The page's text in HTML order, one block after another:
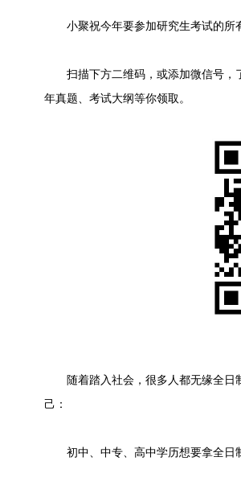
小聚祝今年要参加研究生考试的所
扫描下方二维码，或添加微信号，
年真题、考试大纲等你领取。
随着踏入社会，很多人都无缘全日
己：
初中、中专、高中学历想要拿全日